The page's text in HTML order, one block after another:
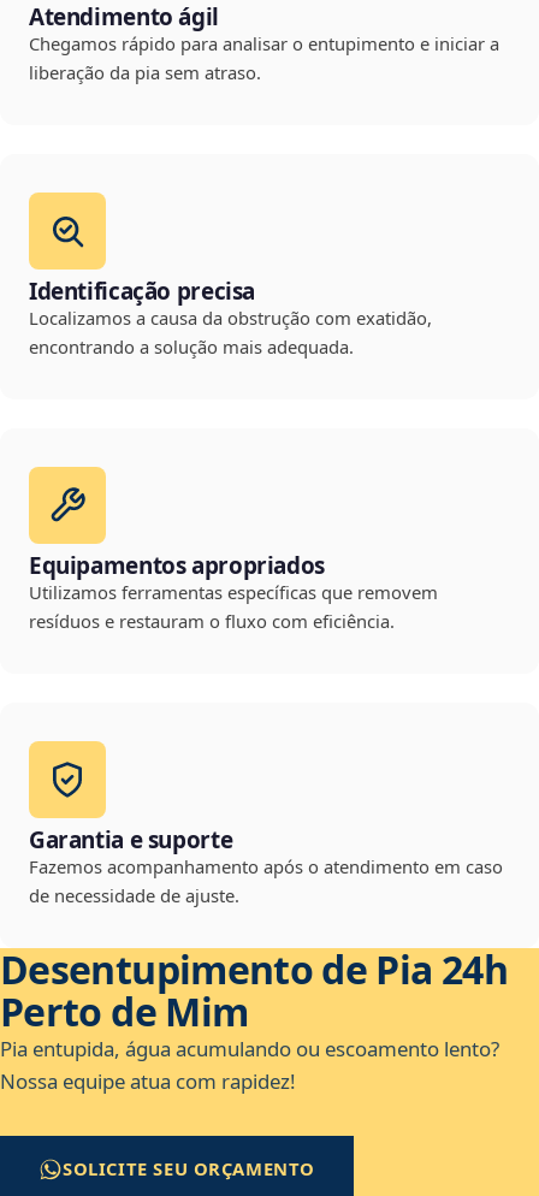
Atendimento ágil
Chegamos rápido para analisar o entupimento e iniciar a
liberação da pia sem atraso.
Identificação precisa
Localizamos a causa da obstrução com exatidão,
encontrando a solução mais adequada.
Equipamentos apropriados
Utilizamos ferramentas específicas que removem
resíduos e restauram o fluxo com eficiência.
Garantia e suporte
Fazemos acompanhamento após o atendimento em caso
de necessidade de ajuste.
Desentupimento de Pia 24h
Perto de Mim
Pia entupida, água acumulando ou escoamento lento?
Nossa equipe atua com rapidez!
SOLICITE SEU ORÇAMENTO